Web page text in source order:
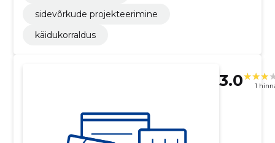
sidevõrkude projekteerimine
käidukorraldus
3.0 1